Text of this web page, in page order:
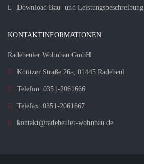
Download Bau- und Leistungsbeschreibung
KONTAKTINFORMATIONEN
Radebeuler Wohnbau GmbH
Kötitzer Straße 26a, 01445 Radebeul
Telefon: 0351-2061666
Telefax: 0351-2061667
kontakt@radebeuler-wohnbau.de